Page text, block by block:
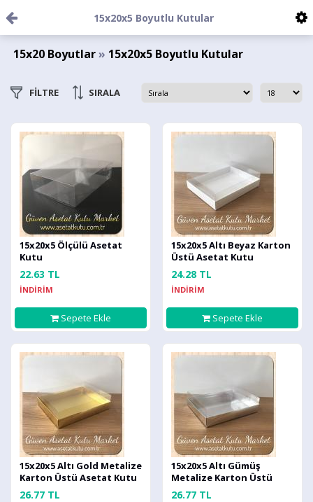
15x20x5 Boyutlu Kutular
15x20 Boyutlar» 15x20x5 Boyutlu Kutular
FİLTRE SIRALA
15x20x5 Ölçülü Asetat
Kutu
22.63 TL
İNDİRİM
Sepete Ekle
15x20x5 Altı Beyaz Karton
Üstü Asetat Kutu
24.28 TL
İNDİRİM
Sepete Ekle
15x20x5 Altı Gold Metalize
Karton Üstü Asetat Kutu
26.77 TL
15x20x5 Altı Gümüş
Metalize Karton Üstü
Asetat Kutu
26.77 TL